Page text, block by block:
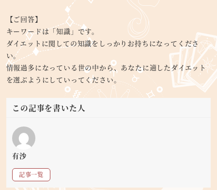
【ご回答】
キーワードは「知識」です。
ダイエットに関しての知識をしっかりお持ちになってくださ
い。
情報過多になっている世の中から、あなたに適したダイエット
を選ぶようにしていってください。
この記事を書いた人
有沙
記事一覧